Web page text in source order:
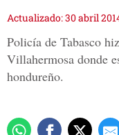
Actualizado: 30 abril
Policía de Tabasco
Villahermosa donde
hondureño.